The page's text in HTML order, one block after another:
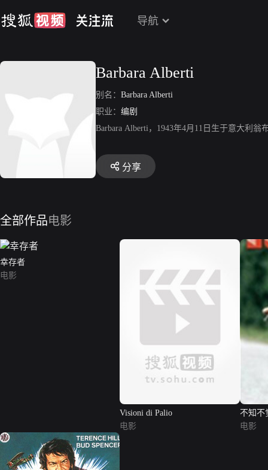
导航
Barbara Alberti
别名： Barbara Alberti
职业： 编剧
Barbara Alberti，1943年4月11日生于意大利
分享
全部作品电影
幸存者
电影
Visioni di Palio
电影
不知不
电影